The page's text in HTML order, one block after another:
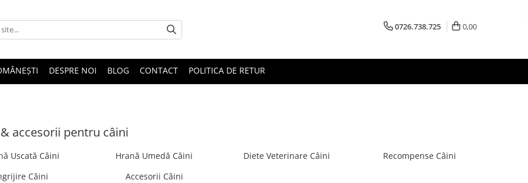
0726.738.725 0,00
DESPRE NOI BLOG CONTACT POLITICA DE RETUR
accesorii pentru câini
Uscată Câini Hrană Umedă Câini Diete Veterinare Câini
Recompense Câini
Câini
Accesorii Câini